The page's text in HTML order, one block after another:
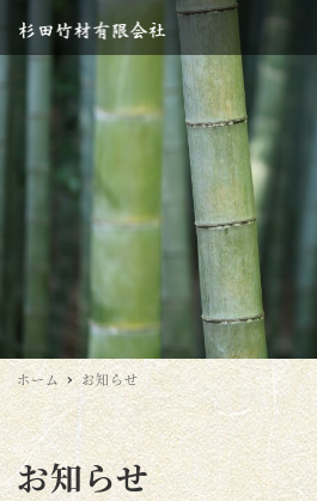
ホーム お知らせ
お知らせ